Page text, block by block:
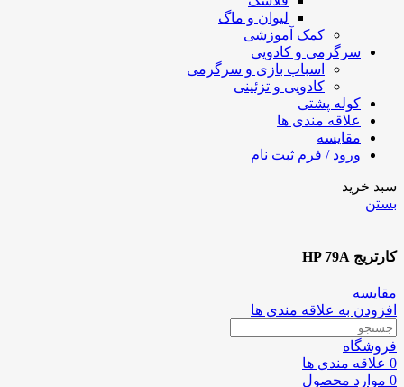
لیوان و ماگ
کمک آموزشی
سرگرمی و کادویی
اسباب بازی و سرگرمی
کادویی و تزئینی
کوله پشتی
علاقه مندی ها
مقایسه
ورود / فرم ثبت نام
سبد خرید
بستن
کارتریج HP 79A
مقایسه
افزودن به علاقه مندی ها
فروشگاه
0 علاقه مندی ها
0 موارد محصول